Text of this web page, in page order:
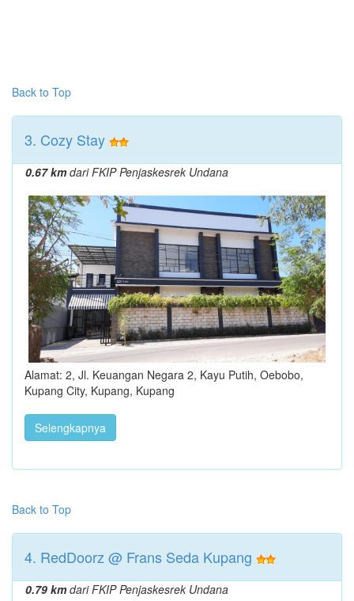
Back to Top
3. Cozy Stay
0.67 kmdari FKIP Penjaskesrek Undana
Alamat: 2, Jl. Keuangan Negara 2, Kayu Putih, Oebobo,
Kupang City, Kupang, Kupang
Selengkapnya
Back to Top
4. RedDoorz @ Frans Seda Kupang
0.79 kmdari FKIP Penjaskesrek Undana